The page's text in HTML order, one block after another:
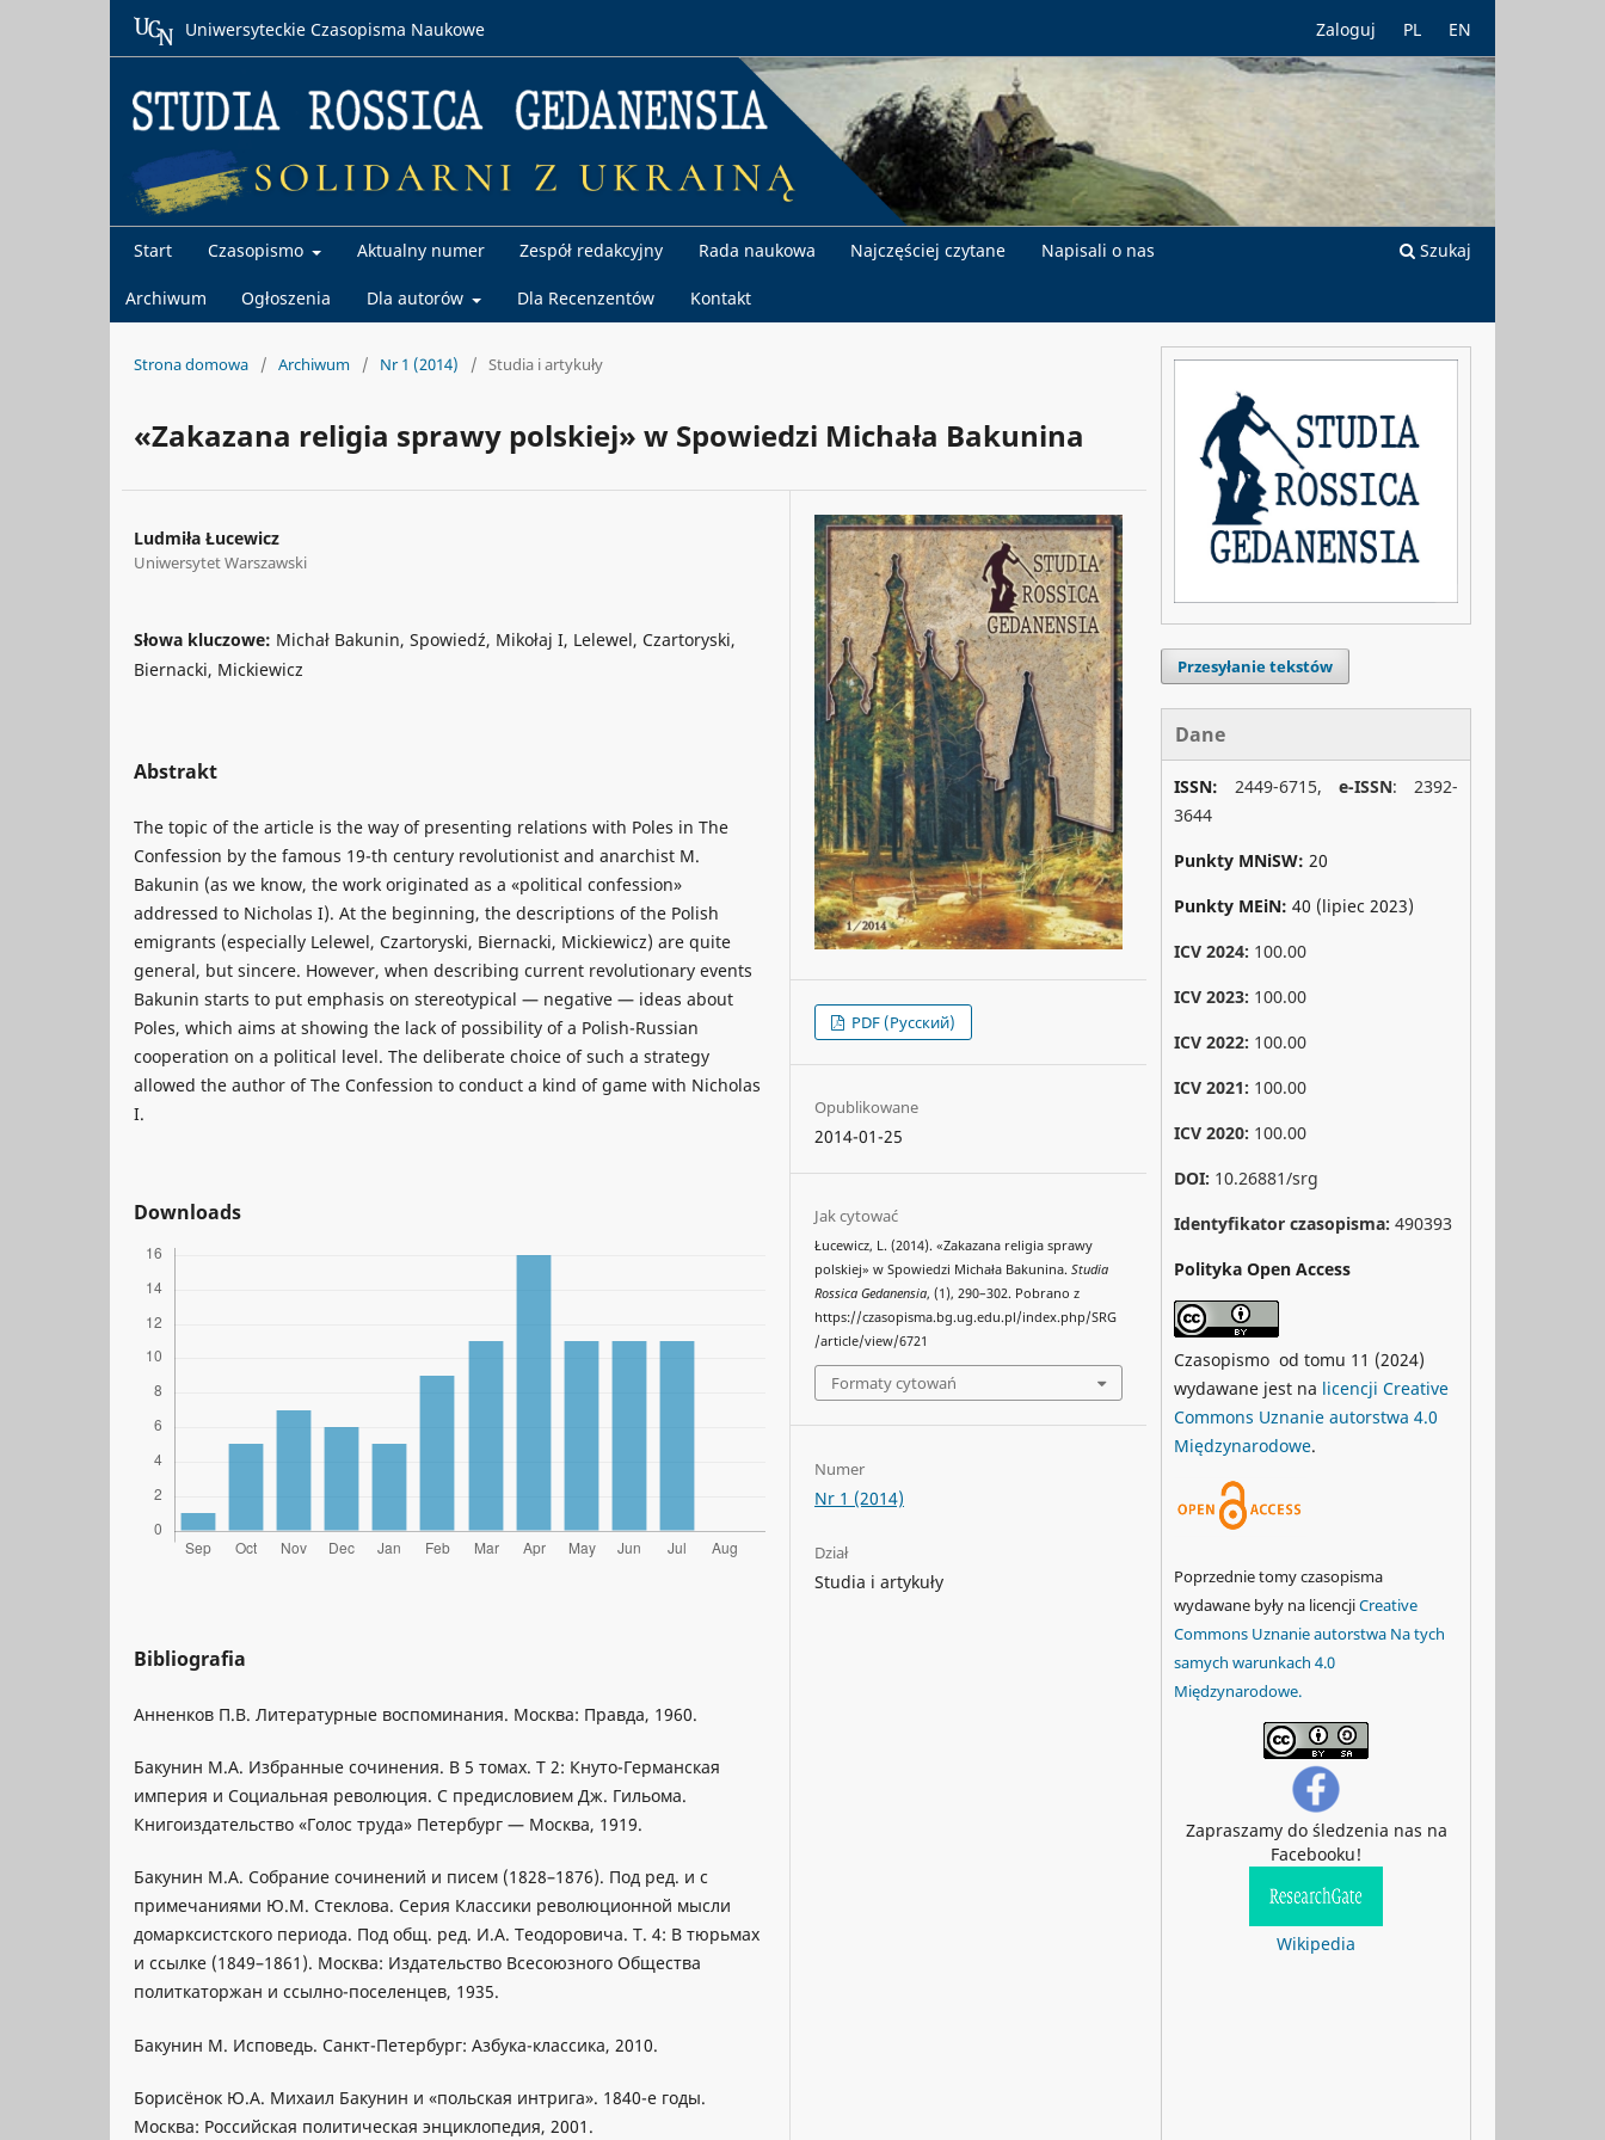
Start Czasopismo Aktualny numer Zespół redakcyjny Rada naukowa Najczęściej czytane Napisali o nas
Archiwum Ogłoszenia Dla autorów Dla Recenzentów Kontakt
Szukaj
Zaloguj PL EN
Uniwersyteckie Czasopisma Naukowe
Strona domowa / Archiwum / Nr 1 (2014) / Studia i artykuły
«Zakazana religia sprawy polskiej» w Spowiedzi Michała Bakunina
Ludmiła Łucewicz
Uniwersytet Warszawski
Słowa kluczowe: Michał Bakunin, Spowiedź, Mikołaj I, Lelewel, Czartoryski,
Biernacki, Mickiewicz
Abstrakt
The topic of the article is the way of presenting relations with Poles in The
Confession by the famous 19-th century revolutionist and anarchist M.
Bakunin (as we know, the work originated as a «political confession»
addressed to Nicholas I). At the beginning, the descriptions of the Polish
emigrants (especially Lelewel, Czartoryski, Biernacki, Mickiewicz) are quite
general, but sincere. However, when describing current revolutionary events
Bakunin starts to put emphasis on stereotypical — negative — ideas about
Poles, which aims at showing the lack of possibility of a Polish-Russian
cooperation on a political level. The deliberate choice of such a strategy
allowed the author of The Confession to conduct a kind of game with Nicholas
I.
Downloads
Bibliografia
Анненков П.В. Литературные воспоминания. Москва: Правда, 1960.
Бакунин М.А. Избранные сочинения. B 5 томах. T 2: Кнуто-Германская
империя и Социальная революция. С предисловием Дж. Гильома.
Книгоиздательство «Голос труда» Петербург — Москва, 1919.
Бакунин М.А. Собрание сочинений и писем (1828–1876). Под ред. и с
примечаниями Ю.М. Стеклова. Серия Классики революционной мысли
домарксистского периода. Под общ. ред. И.А. Теодоровича. Т. 4: В тюрьмах
и ссылке (1849–1861). Москва: Издательство Всесоюзного Общества
политкаторжан и ссылно-поселенцев, 1935.
Бакунин М. Исповедь. Санкт-Петербург: Азбука-классика, 2010.
Борисёнок Ю.А. Михаил Бакунин и «польская интрига». 1840-е годы.
Москва: Российская политическая энциклопедия, 2001.
PDF (Русский)
Opublikowane
2014-01-25
Jak cytować
Łucewicz, L. (2014). «Zakazana religia sprawy
polskiej» w Spowiedzi Michała Bakunina.Studia
Rossica Gedanensia, (1), 290–302. Pobrano z
https://czasopisma.bg.ug.edu.pl/index.php/SRG
/article/view/6721
Formaty cytowań
Numer
Nr 1 (2014)
Dział
Studia i artykuły
Przesyłanie tekstów
Dane
ISSN: 2449-6715, e-ISSN: 2392-
3644
Punkty MNiSW: 20
Punkty MEiN: 40 (lipiec 2023)
ICV 2024: 100.00
ICV 2023: 100.00
ICV 2022: 100.00
ICV 2021: 100.00
ICV 2020: 100.00
DOI: 10.26881/srg
Identyfikator czasopisma: 490393
Polityka Open Access
Czasopismo od tomu 11 (2024)
wydawane jest na licencji Creative
Commons Uznanie autorstwa 4.0
Międzynarodowe.
Poprzednie tomy czasopisma
wydawane były na licencjiCreative
Commons Uznanie autorstwa Na tych
samych warunkach 4.0
Międzynarodowe.
Zapraszamy do śledzenia nas na
Facebooku!
Wikipedia